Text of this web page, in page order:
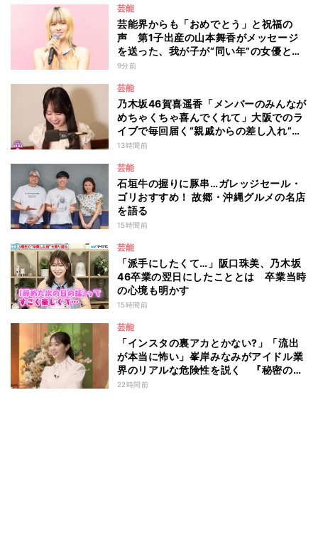
芸能
芸能界からも「おめでとう」と祝福の
声 第1子出産の山本舞香がメッセージ
を送った、我が子が“同い年”の女優と
は 今月1日には2年在籍した所属事務所
改めて考えながら…」
9分前
芸能
乃木坂46賀喜遥香「メンバーのみんなが
めちゃくちゃ喜んでくれて」大阪でのラ
イブで毎回届く“親戚からの差し入れ”と
は？
13時間前
芸能
石垣牛の握りに豚串…ガレッジセール・
ゴリおすすめ！ 故郷・沖縄グルメの名店
を語る
15時間前
芸能
「派手にしたくて…」阪口珠美、乃木坂
46卒業の翌日にしたこととは 卒業当時
の心境も明かす
15時間前
芸能
「インスタの裏アカとかない?」「流出
が本当に怖い」峯岸みなみがアイドル業
界のリアルな危険性を説く 『秘密のマ
マ園』特別編
22時間前